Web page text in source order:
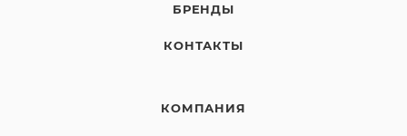
БРЕНДЫ
КОНТАКТЫ
КОМПАНИЯ